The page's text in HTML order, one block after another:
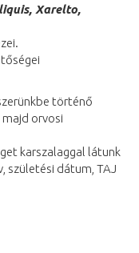
Xarelto,
történő
orvosi
karszalaggal látunk
születési dátum, TAJ